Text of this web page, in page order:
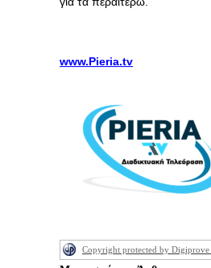
www.Pieria.tv
Copyright protected by